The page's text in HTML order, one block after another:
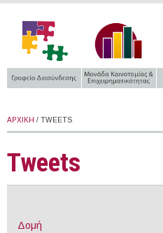
ΑΡΧΙΚΉ / TWEETS
Tweets
Δομή